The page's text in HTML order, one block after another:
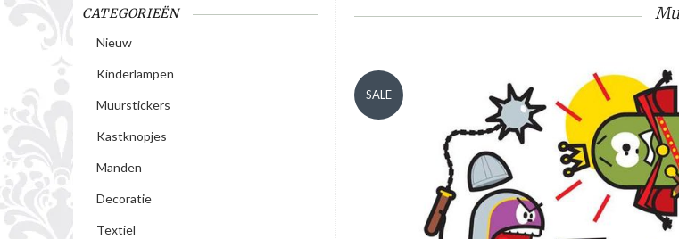
CATEGORIEËN
Nieuw
Kinderlampen
Muurstickers
Kastknopjes
Manden
Decoratie
Textiel
SALE